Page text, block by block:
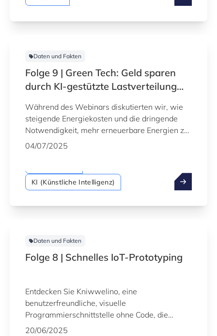
Daten und Fakten
Folge 9 | Green Tech: Geld sparen
durch KI-gestützte Lastverteilung
Während des Webinars diskutierten wir, wie
steigende Energiekosten und die dringende
Notwendigkeit, mehr erneuerbare Energien zu
integrieren, große Herausforderungen für
04/07/2025
KI (Künstliche Intelligenz)
Daten und Fakten
Folge 8 | Schnelles IoT-Prototyping
Entdecken Sie Kniwwelino, eine
benutzerfreundliche, visuelle
Programmierschnittstelle ohne Code, die
speziell für das Rapid Prototyping entwickelt
20/06/2025